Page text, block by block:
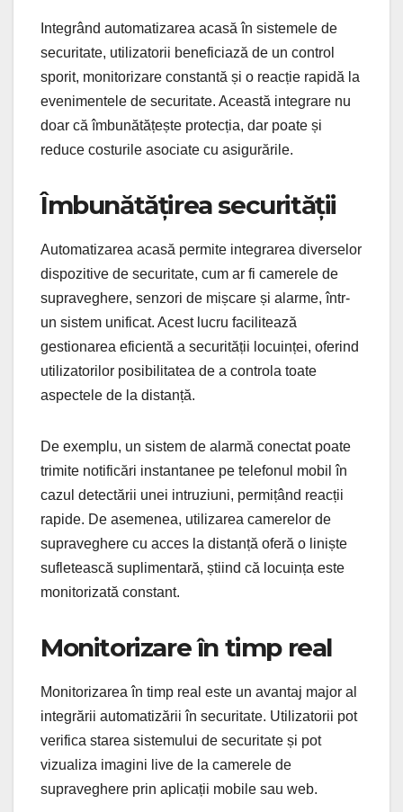
Integrând automatizarea acasă în sistemele de
securitate, utilizatorii beneficiază de un control
sporit, monitorizare constantă și o reacție rapidă la
evenimentele de securitate. Această integrare nu
doar că îmbunătățește protecția, dar poate și
reduce costurile asociate cu asigurările.
Îmbunătățirea securității
Automatizarea acasă permite integrarea diverselor
dispozitive de securitate, cum ar fi camerele de
supraveghere, senzori de mișcare și alarme, într-
un sistem unificat. Acest lucru facilitează
gestionarea eficientă a securității locuinței, oferind
utilizatorilor posibilitatea de a controla toate
aspectele de la distanță.
De exemplu, un sistem de alarmă conectat poate
trimite notificări instantanee pe telefonul mobil în
cazul detectării unei intruziuni, permițând reacții
rapide. De asemenea, utilizarea camerelor de
supraveghere cu acces la distanță oferă o liniște
sufletească suplimentară, știind că locuința este
monitorizată constant.
Monitorizare în timp real
Monitorizarea în timp real este un avantaj major al
integrării automatizării în securitate. Utilizatorii pot
verifica starea sistemului de securitate și pot
vizualiza imagini live de la camerele de
supraveghere prin aplicații mobile sau web.